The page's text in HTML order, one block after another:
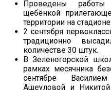
Проведены
щебёнкой
территории на стадионе.
2 сентября
традиционно
количестве 30 штук.
В Зеленогорской
рамках месячника
сентябре
Ащеуловой и